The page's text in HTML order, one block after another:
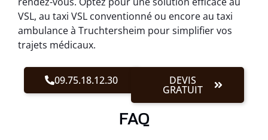
VSL, au taxi VSL conventionné ou encore au taxi
ambulance à Truchtersheim pour simplifier vos
trajets médicaux.
09.75.18.12.30 DEVIS
GRATUIT
FAQ